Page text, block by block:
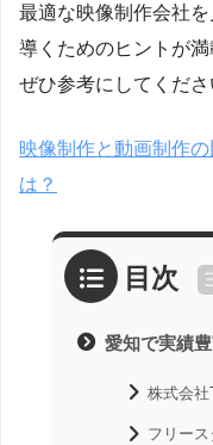
最適な映像制作会社
導くためのヒントが満
ぜひ参考にしてくださ
映像制作と動画制作
は？
目次
愛知で実績
株式会社
フリー